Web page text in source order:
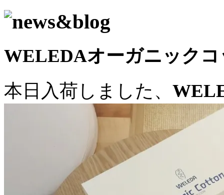
WELEDAオーガニックコ
本日入荷しました、